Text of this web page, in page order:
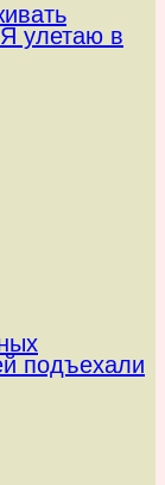
улетаю в
подъехали